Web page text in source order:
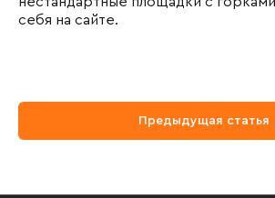
себя на сайте.
Предыдущая статья